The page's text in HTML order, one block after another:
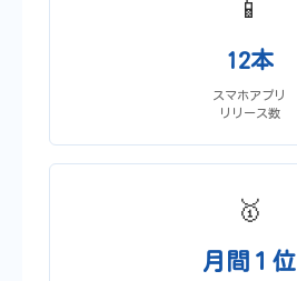
📱
12本
スマホアプリ
リリース数
🥇
月間１位